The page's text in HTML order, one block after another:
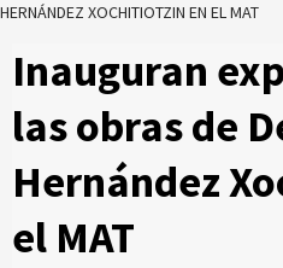
HERNÁNDEZ XOCHITIOTZIN EN EL MAT
Inauguran
las obras de
Hernández
el MAT